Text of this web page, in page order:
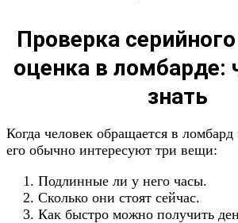
Проверка
оценка в ломбарде:
знать
Когда человек обращается в
его обычно интересуют три вещи:
Подлинные ли у него часы.
Сколько они стоят сейчас.
Как быстро можно получить